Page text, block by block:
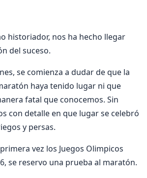
historiador, nos ha hecho llegar
del suceso.
se comienza a dudar de que la
haya tenido lugar ni que
fatal que conocemos. Sin
con detalle en que lugar se celebró
y persas.
vez los Juegos Olimpicos
se reservo una prueba al maratón.